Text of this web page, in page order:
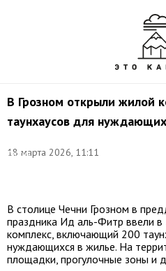
В Грозном открыли жилой
таунхаусов для
18 марта 2026, 11:11
Таисия
В столице Чечни Грозном в
праздника Ид аль-Фитр ввели
комплекс, включающий 200
нуждающихся в жилье. На
площадки, прогулочные зоны и